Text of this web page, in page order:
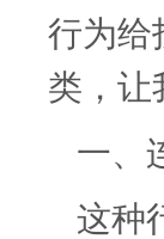
行为给
类，让
一、
这种